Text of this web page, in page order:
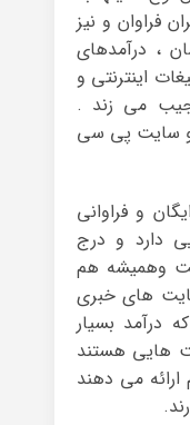
فراوان و نیز
، درآمدهای
اینترنتی و
می زند .
و سایت پی سی
و فراوانی
دارد و درج
وهمیشه هم
های خبری
درآمد بسیار
هایی هستند
می دهند